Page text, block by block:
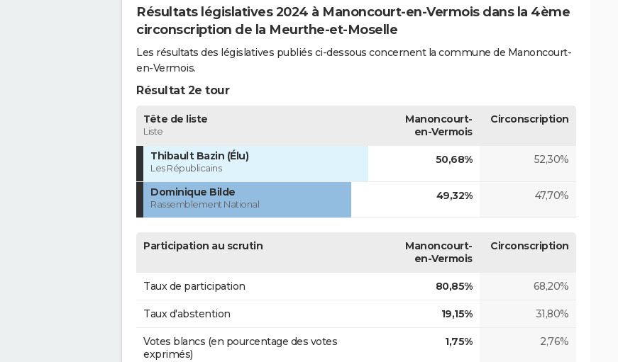
Résultats législatives 2024 à Manoncourt-en-Vermois dans la 4ème
circonscription de la Meurthe-et-Moselle
Les résultats des législatives publiés ci-dessous concernent la commune de Manoncourt-
en-Vermois.
Résultat 2e tour
Tête de liste
Liste
Manoncourt-
en-Vermois
Circonscription
Thibault Bazin (Élu)
Les Républicains
50,68% 52,30%
Dominique Bilde
Rassemblement National
49,32% 47,70%
Participation au scrutin
Manoncourt-
en-Vermois
Circonscription
Taux de participation 80,85% 68,20%
Taux d'abstention 19,15% 31,80%
Votes blancs (en pourcentage des votes
exprimés)
1,75% 2,76%